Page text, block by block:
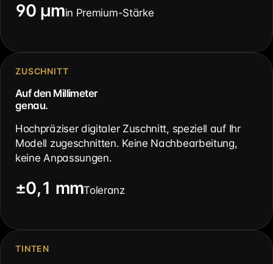
90 µmin Premium-Stärke
ZUSCHNITT
Auf den Millimeter
genau.
Hochpräziser digitaler Zuschnitt, speziell auf Ihr
Modell zugeschnitten. Keine Nachbearbeitung,
keine Anpassungen.
±0,1 mmToleranz
TINTEN